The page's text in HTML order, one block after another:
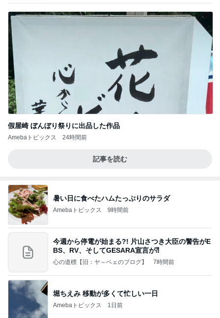
假屋崎 ぼんぼり祭りに出品した作品
Amebaトピックス 24時間前
記事を読む
暑い日に食べたハムたっぷりのサラダ
Amebaトピックス 9時間前
今週から停電が始まる?! 片山さつき大臣の警告がE
BS、RV、そしてGESARA宣言が⁈
心の道標【旧：ヤ～ベェのブログ】 7時間前
堀ちえみ 移動が多くて忙しい一日
Amebaトピックス 1日前